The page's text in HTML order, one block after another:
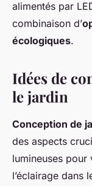
alimentés par
combinaison d’
écologiques.
Idées de
le jardin
Conception de
des aspects
lumineuses pour
l’éclairage dans